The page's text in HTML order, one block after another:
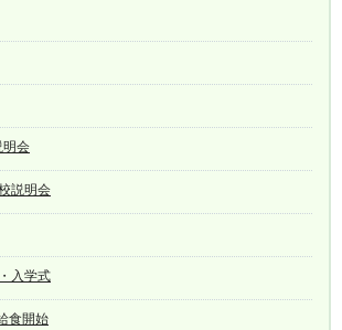
明会
説明会
入学式
食開始